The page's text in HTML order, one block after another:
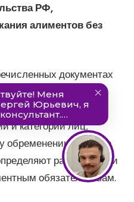
РФ,
алиментов без
документах
лиц, которые вправе
выплат в
и категории лиц,
обременению. Данные
размер, сроки
обязательствам.